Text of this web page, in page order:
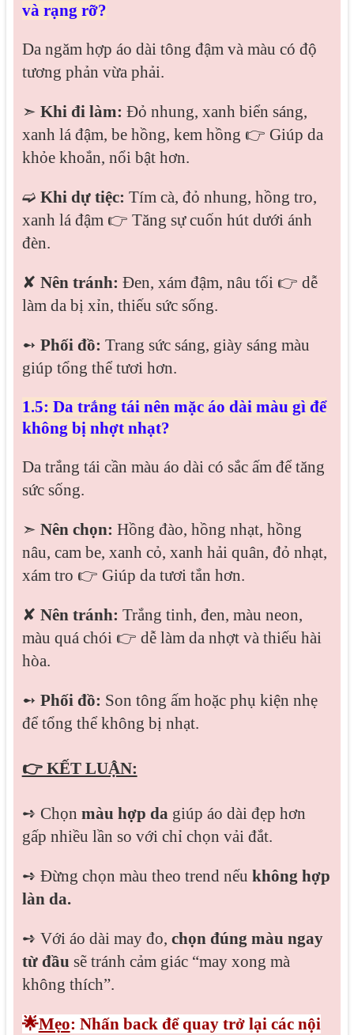
và rạng rỡ?
Da ngăm hợp áo dài tông đậm và màu có độ
tương phản vừa phải.
➣ Khi đi làm: Đỏ nhung, xanh biển sáng,
xanh lá đậm, be hồng, kem hồng 👉 Giúp da
khỏe khoắn, nổi bật hơn.
➫ Khi dự tiệc: Tím cà, đỏ nhung, hồng tro,
xanh lá đậm 👉 Tăng sự cuốn hút dưới ánh
đèn.
✘ Nên tránh: Đen, xám đậm, nâu tối 👉 dễ
làm da bị xỉn, thiếu sức sống.
➻ Phối đồ: Trang sức sáng, giày sáng màu
giúp tổng thể tươi hơn.
1.5: Da trắng tái nên mặc áo dài màu gì để
không bị nhợt nhạt?
Da trắng tái cần màu áo dài có sắc ấm để tăng
sức sống.
➣ Nên chọn: Hồng đào, hồng nhạt, hồng
nâu, cam be, xanh cỏ, xanh hải quân, đỏ nhạt,
xám tro 👉 Giúp da tươi tắn hơn.
✘ Nên tránh: Trắng tinh, đen, màu neon,
màu quá chói 👉 dễ làm da nhợt và thiếu hài
hòa.
➻ Phối đồ: Son tông ấm hoặc phụ kiện nhẹ
để tổng thể không bị nhạt.
👉 KẾT LUẬN:
➺ Chọn màu hợp dagiúp áo dài đẹp hơn
gấp nhiều lần so với chỉ chọn vải đắt.
➺ Đừng chọn màu theo trend nếu không hợp
làn da.
➺ Với áo dài may đo, chọn đúng màu ngay
từ đầu sẽ tránh cảm giác “may xong mà
không thích”.
🌟Mẹo: Nhấn back để quay trở lại các nội